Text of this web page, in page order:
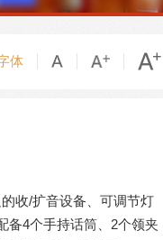
体
收/扩音设备、可调节灯
备4个手持话筒、2个领夹